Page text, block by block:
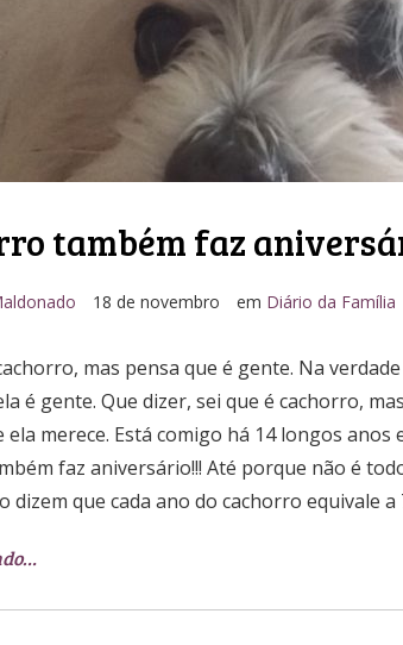
também faz
18 de novembro em Diário da Família
mas pensa que é gente. Na
é gente. Que dizer, sei que é cachorro,
ela merece. Está comigo há 14 longos anos
faz aniversário!!! Até porque não é
dizem que cada ano do cachorro equivale a